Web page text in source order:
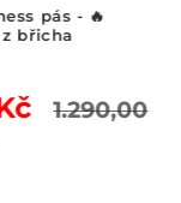
- 🔥
Běžná
1.290,00